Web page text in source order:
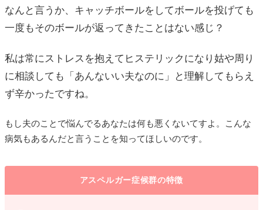
なんと言うか、キャッチボールをしてボールを投げても
一度もそのボールが返ってきたことはない感じ？
私は常にストレスを抱えてヒステリックになり姑や周り
に相談しても「あんないい夫なのに」と理解してもらえ
ず辛かったですね。
もし夫のことで悩んでるあなたは何も悪くないてすよ。こんな
病気もあるんだと言うことを知ってほしいのです。
アスペルガー症候群の特徴